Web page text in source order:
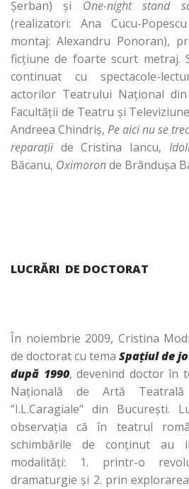
Şerban) şi One-night stand
(realizatori: Ana Cucu-
montaj: Alexandru Ponoran),
ficţiune de foarte scurt metraj.
continuat cu spectacole-
actorilor Teatrului Naţional
Facultăţii de Teatru şi
Andreea Chindriş, Pe aici nu se
reparaţii de Cristina Iancu,
Băcanu, Oximoronde Brânduşa
LUCRĂRI DE DOCTORAT
În noiembrie 2009, Cristina
de doctorat cu tema Spaţiul de
după 1990, devenind doctor în
Naţională de Artă Teatrală
”I.L.Caragiale” din Bucureşti.
observaţia că în teatrul
schimbările de conţinut au
modalităţi: 1. printr-o
dramaturgie şi 2. prin